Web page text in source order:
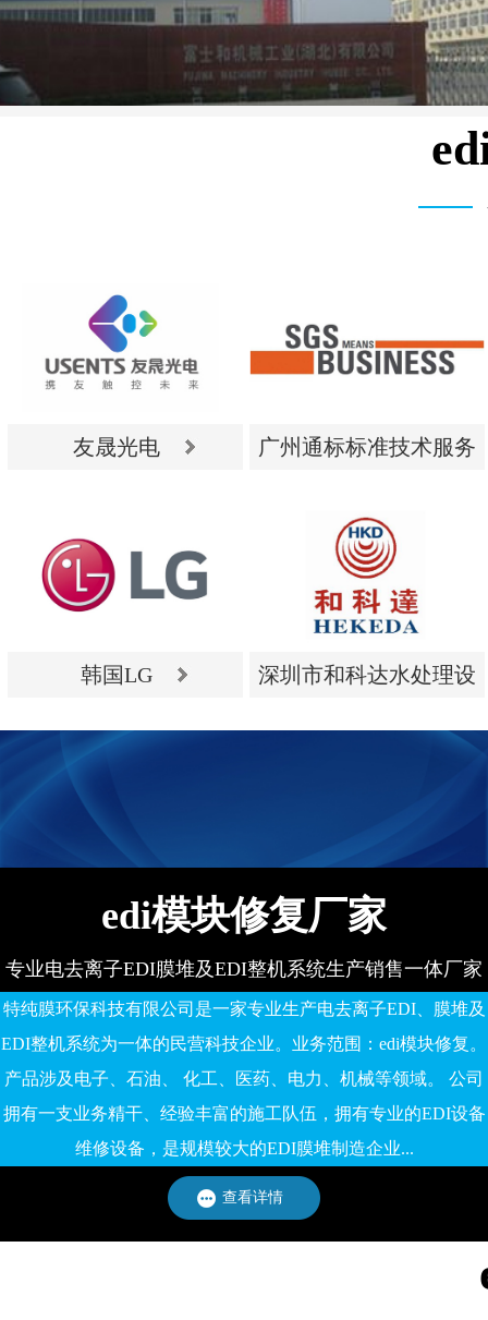
友晟光电
友晟光电
广州通标标准技术服务
广州通标标准技术服务
有限公司
韩国LG
深圳市和科达水处理设
edi模块修复厂家
专业电去离子EDI膜堆及EDI整机系统生产销售一体厂家
特纯膜环保科技有限公司是一家专业生产电去离子EDI、膜堆及
EDI整机系统为一体的民营科技企业。业务范围：edi模块修复。
产品涉及电子、石油、 化工、医药、电力、机械等领域。 公司
拥有一支业务精干、经验丰富的施工队伍，拥有专业的EDI设备
维修设备，是规模较大的EDI膜堆制造企业...
查看详情